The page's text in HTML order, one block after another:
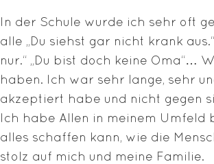
In der Schule wurde ich sehr oft
alle „Du siehst gar nicht krank
nur.“ „Du bist doch keine Oma“…
haben. Ich war sehr lange, sehr
akzeptiert habe und nicht gegen
Ich habe Allen in meinem Umfeld
alles schaffen kann, wie die
stolz auf mich und meine Familie.